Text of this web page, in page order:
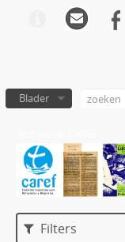
Blader
Filters